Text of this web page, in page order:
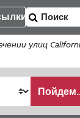
улиц